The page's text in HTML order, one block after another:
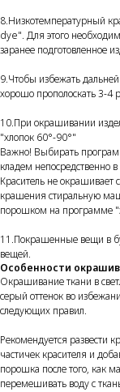
8.Низкотемпературный
dye". Для этого
заранее подготовленное
9.Чтобы избежать
хорошо прополоскать 3-4
10.При окрашивании
"хлопок 60°-90°"
Важно! Выбирать
кладем непосредственно
Краситель не окрашивает
крашения стиральную
порошком на программе
11.Покрашенные вещи в
вещей.
Особенности
Окрашивание ткани в
серый оттенок во
следующих правил.
Рекомендуется развести
частичек красителя и
порошка после того, как
перемешивать воду с